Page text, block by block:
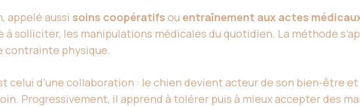
appelé aussi soins coopératifs ou entraînement aux actes
à solliciter, les manipulations médicales du quotidien. La méthode
contrainte physique.
celui d’une collaboration : le chien devient acteur de son bien-être
Progressivement, il apprend à tolérer puis à mieux accepter des